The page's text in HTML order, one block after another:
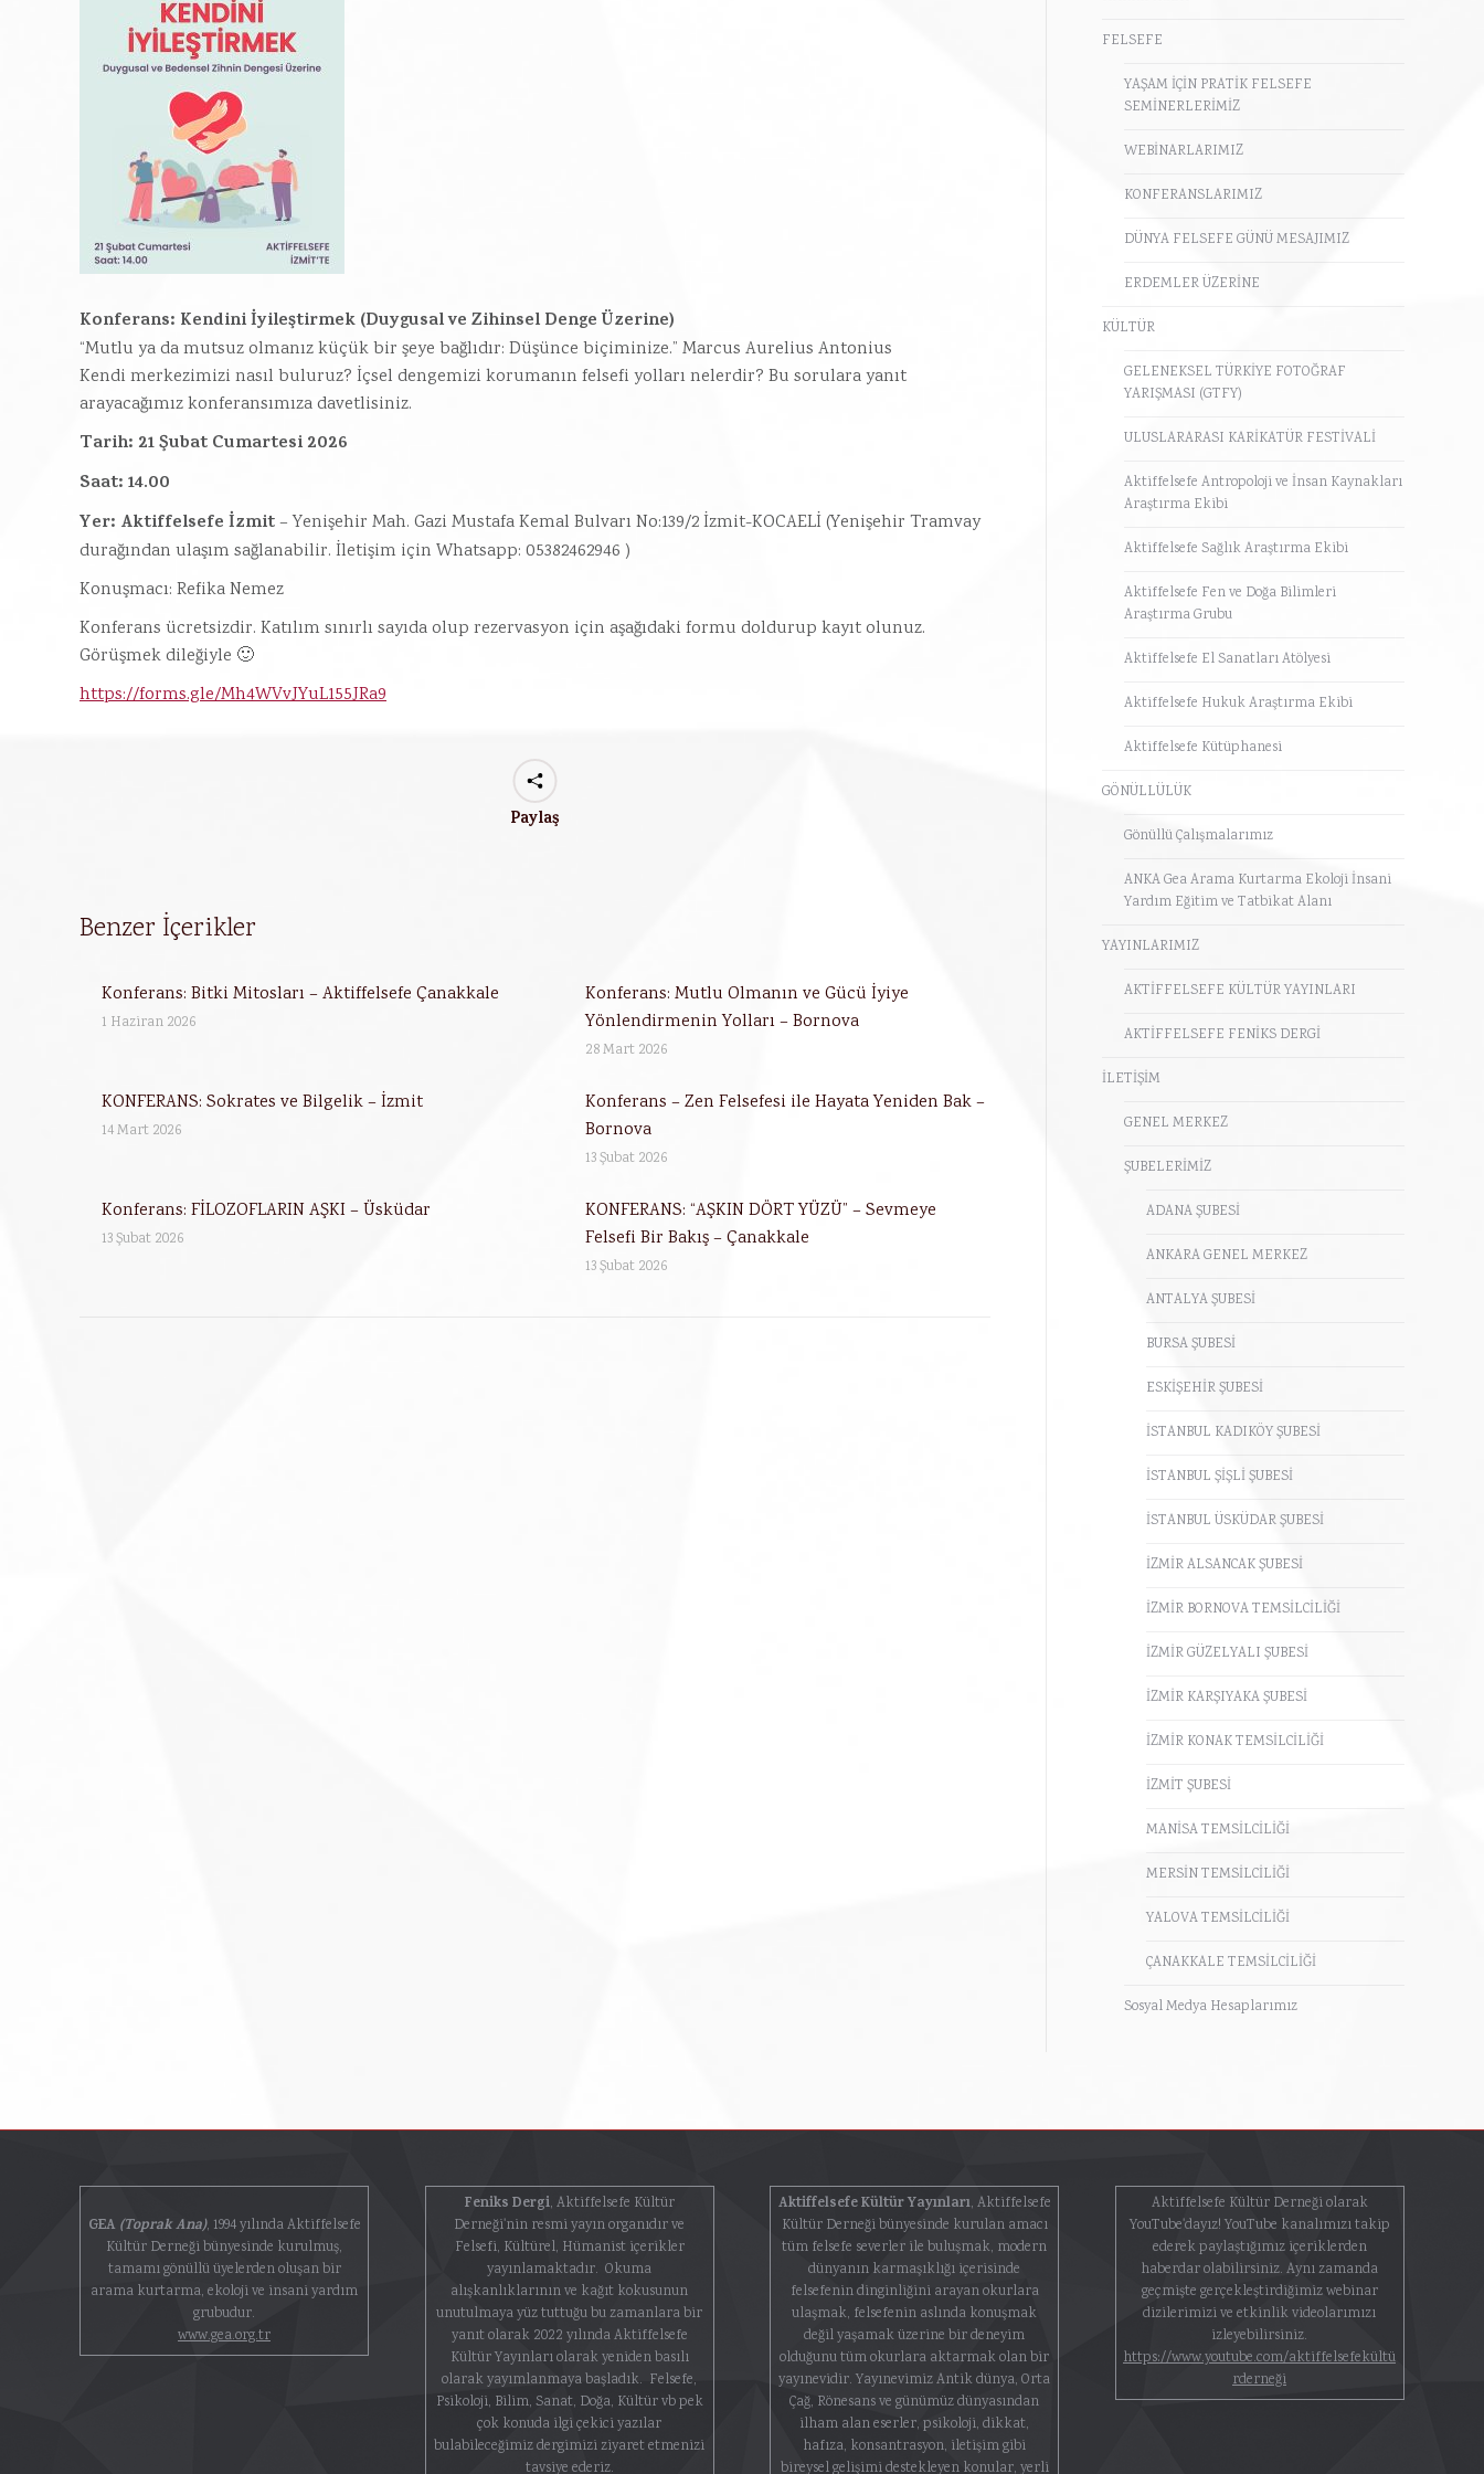
Konferans: Kendini İyileştirmek (Duygusal ve Zihinsel Denge Üzerine)
“Mutlu ya da mutsuz olmanız küçük bir şeye bağlıdır: Düşünce biçiminize.” Marcus Aurelius Antonius
Kendi merkezimizi nasıl buluruz? İçsel dengemizi korumanın felsefi yolları nelerdir? Bu sorulara yanıt
arayacağımız konferansımıza davetlisiniz.
Tarih: 21 Şubat Cumartesi 2026
Saat: 14.00
Yer: Aktiffelsefe İzmit– Yenişehir Mah. Gazi Mustafa Kemal Bulvarı No:139/2 İzmit-KOCAELİ (Yenişehir Tramvay
durağından ulaşım sağlanabilir. İletişim için Whatsapp: 05382462946 )
Konuşmacı: Refika Nemez
Konferans ücretsizdir. Katılım sınırlı sayıda olup rezervasyon için aşağıdaki formu doldurup kayıt olunuz.
Görüşmek dileğiyle 🙂
https://forms.gle/Mh4WVvJYuL155JRa9
Paylaş
Benzer İçerikler
Konferans: Bitki Mitosları – Aktiffelsefe Çanakkale
1 Haziran 2026
Konferans: Mutlu Olmanın ve Gücü İyiye
Yönlendirmenin Yolları – Bornova
28 Mart 2026
KONFERANS: Sokrates ve Bilgelik – İzmit
14 Mart 2026
Konferans – Zen Felsefesi ile Hayata Yeniden Bak –
Bornova
13 Şubat 2026
Konferans: FİLOZOFLARIN AŞKI – Üsküdar
13 Şubat 2026
KONFERANS: “AŞKIN DÖRT YÜZÜ” – Sevmeye
Felsefi Bir Bakış – Çanakkale
13 Şubat 2026
FELSEFE
YAŞAM İÇİN PRATİK FELSEFE
SEMİNERLERİMİZ
WEBİNARLARIMIZ
KONFERANSLARIMIZ
DÜNYA FELSEFE GÜNÜ MESAJIMIZ
ERDEMLER ÜZERİNE
KÜLTÜR
GELENEKSEL TÜRKİYE FOTOĞRAF
YARIŞMASI (GTFY)
ULUSLARARASI KARİKATÜR FESTİVALİ
Aktiffelsefe Antropoloji ve İnsan Kaynakları
Araştırma Ekibi
Aktiffelsefe Sağlık Araştırma Ekibi
Aktiffelsefe Fen ve Doğa Bilimleri
Araştırma Grubu
Aktiffelsefe El Sanatları Atölyesi
Aktiffelsefe Hukuk Araştırma Ekibi
Aktiffelsefe Kütüphanesi
GÖNÜLLÜLÜK
Gönüllü Çalışmalarımız
ANKA Gea Arama Kurtarma Ekoloji İnsani
Yardım Eğitim ve Tatbikat Alanı
YAYINLARIMIZ
AKTİFFELSEFE KÜLTÜR YAYINLARI
AKTİFFELSEFE FENİKS DERGİ
İLETİŞİM
GENEL MERKEZ
ŞUBELERİMİZ
ADANA ŞUBESİ
ANKARA GENEL MERKEZ
ANTALYA ŞUBESİ
BURSA ŞUBESİ
ESKİŞEHİR ŞUBESİ
İSTANBUL KADIKÖY ŞUBESİ
İSTANBUL ŞİŞLİ ŞUBESİ
İSTANBUL ÜSKÜDAR ŞUBESİ
İZMİR ALSANCAK ŞUBESİ
İZMİR BORNOVA TEMSİLCİLİĞİ
İZMİR GÜZELYALI ŞUBESİ
İZMİR KARŞIYAKA ŞUBESİ
İZMİR KONAK TEMSİLCİLİĞİ
İZMİT ŞUBESİ
MANİSA TEMSİLCİLİĞİ
MERSİN TEMSİLCİLİĞİ
YALOVA TEMSİLCİLİĞİ
ÇANAKKALE TEMSİLCİLİĞİ
Sosyal Medya Hesaplarımız
GEA (Toprak Ana), 1994 yılında Aktiffelsefe
Kültür Derneği bünyesinde kurulmuş,
tamamı gönüllü üyelerden oluşan bir
arama kurtarma, ekoloji ve insani yardım
grubudur.
www.gea.org.tr
Feniks Dergi, Aktiffelsefe Kültür
Derneği'nin resmi yayın organıdır ve
Felsefi, Kültürel, Hümanist içerikler
yayınlamaktadır. Okuma
alışkanlıklarının ve kağıt kokusunun
unutulmaya yüz tuttuğu bu zamanlara bir
yanıt olarak 2022 yılında Aktiffelsefe
Kültür Yayınları olarak yeniden basılı
olarak yayımlanmaya başladık. Felsefe,
Psikoloji, Bilim, Sanat, Doğa, Kültür vb pek
çok konuda ilgi çekici yazılar
bulabileceğimiz dergimizi ziyaret etmenizi
tavsiye ederiz.
Aktiffelsefe Kültür Yayınları, Aktiffelsefe
Kültür Derneği bünyesinde kurulan amacı
tüm felsefe severler ile buluşmak, modern
dünyanın karmaşıklığı içerisinde
felsefenin dinginliğini arayan okurlara
ulaşmak, felsefenin aslında konuşmak
değil yaşamak üzerine bir deneyim
olduğunu tüm okurlara aktarmak olan bir
yayınevidir. Yayınevimiz Antik dünya, Orta
Çağ, Rönesans ve günümüz dünyasından
ilham alan eserler, psikoloji, dikkat,
hafıza, konsantrasyon, iletişim gibi
bireysel gelişimi destekleyen konular, yerli
Aktiffelsefe Kültür Derneği olarak
YouTube'dayız! YouTube kanalımızı takip
ederek paylaştığımız içeriklerden
haberdar olabilirsiniz. Aynı zamanda
geçmişte gerçekleştirdiğimiz webinar
dizilerimizi ve etkinlik videolarımızı
izleyebilirsiniz.
https://www.youtube.com/aktiffelsefekültü
rderneği